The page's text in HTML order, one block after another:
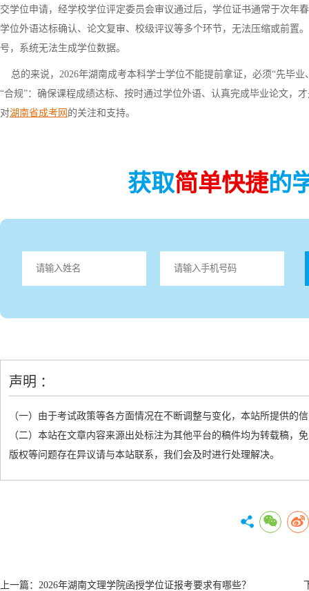
交学位申请，经学校学位评定委员会审议通过后，学位证书通常于次年
学位外语达标确认、论文复审、校级评议等多个环节，无法压缩或前置
号，系统无法生成学位数据。
总的来说，2026年湖南成考本科学士学位不能提前拿证，必须“先毕
“合规”：确保课程成绩达标、按时通过学位外语、认真完成毕业论文，
对湖南省成考网 的关注和支持。
获取简单快捷的
声明 ：
（一）由于考试政策等各方面情况在不断调整与变化，本站所提供的
（二）本站在文章内容来源出处标注为其他平台的稿件均为转载稿
版权等问题存在异议请与本站联系，我们会及时进行处理解决。
上一篇： 2026年湖南文理学院函授学位证报考要求有哪些？